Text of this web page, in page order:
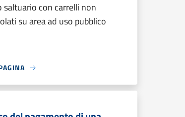
saltuario con carrelli non
su area ad uso pubblico